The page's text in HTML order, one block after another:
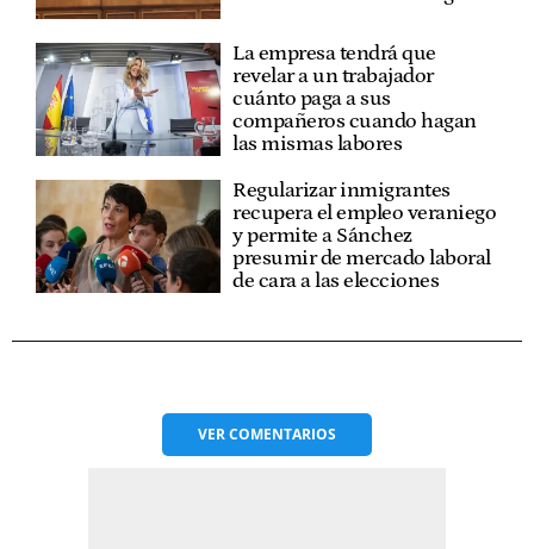
La empresa tendrá que
revelar a un trabajador
cuánto paga a sus
compañeros cuando hagan
las mismas labores
Regularizar inmigrantes
recupera el empleo veraniego
y permite a Sánchez
presumir de mercado laboral
de cara a las elecciones
VERCOMENTARIOS